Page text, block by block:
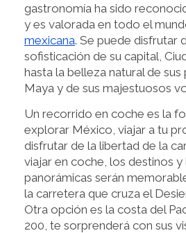
gastronomía ha sido
y es valorada en todo el
mexicana. Se puede disfrutar
sofisticación de su capital,
hasta la belleza natural de sus
Maya y de sus majestuosos
Un recorrido en coche es la
explorar México, viajar a tu
disfrutar de la libertad de la
viajar en coche, los destinos y
panorámicas serán
la carretera que cruza el
Otra opción es la costa del
200, te sorprenderá con sus